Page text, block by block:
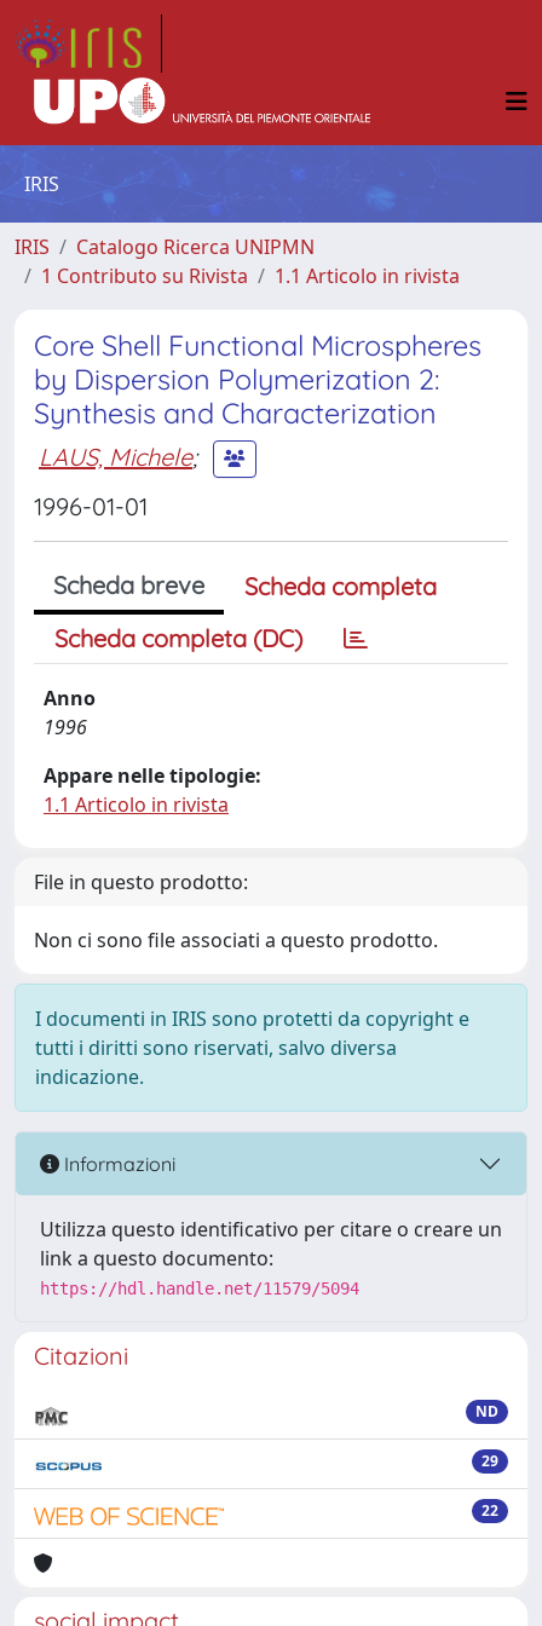
IRIS
IRIS
Catalogo Ricerca UNIPMN
1 Contributo su Rivista
1.1 Articolo in rivista
Core Shell Functional Microspheres
by Dispersion Polymerization 2:
Synthesis and Characterization
LAUS, Michele;
1996-01-01
Scheda breve
Scheda completa
Scheda completa (DC)
Anno
1996
Appare nelle tipologie:
1.1 Articolo in rivista
File in questo prodotto:
Non ci sono file associati a questo prodotto.
I documenti in IRIS sono protetti da copyright e
tutti i diritti sono riservati, salvo diversa
indicazione.
Informazioni
Utilizza questo identificativo per citare o creare un
link a questo documento:
https://hdl.handle.net/11579/5094
Citazioni
ND
29
22